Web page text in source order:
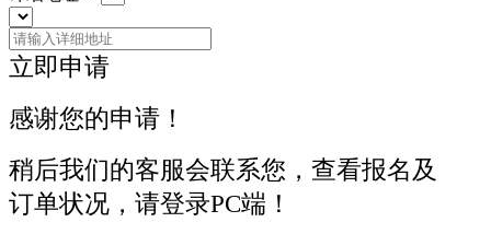
立即申请
感谢您的申请！
稍后我们的客服会联系您，查看报名及
订单状况，请登录PC端！